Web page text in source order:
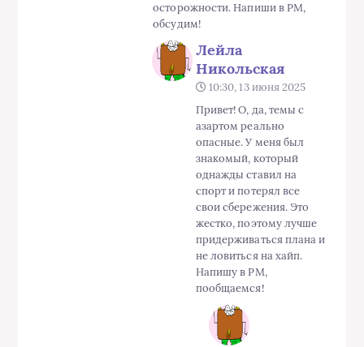
осторожности. Напиши в PM,
обсудим!
Лейла
Никольская
10:30, 13 июня 2025
Привет! О, да, темы с
азартом реально
опасные. У меня был
знакомый, который
однажды ставил на
спорт и потерял все
свои сбережения. Это
жестко, поэтому лучше
придерживаться плана и
не ловиться на хайп.
Напишу в PM,
пообщаемся!